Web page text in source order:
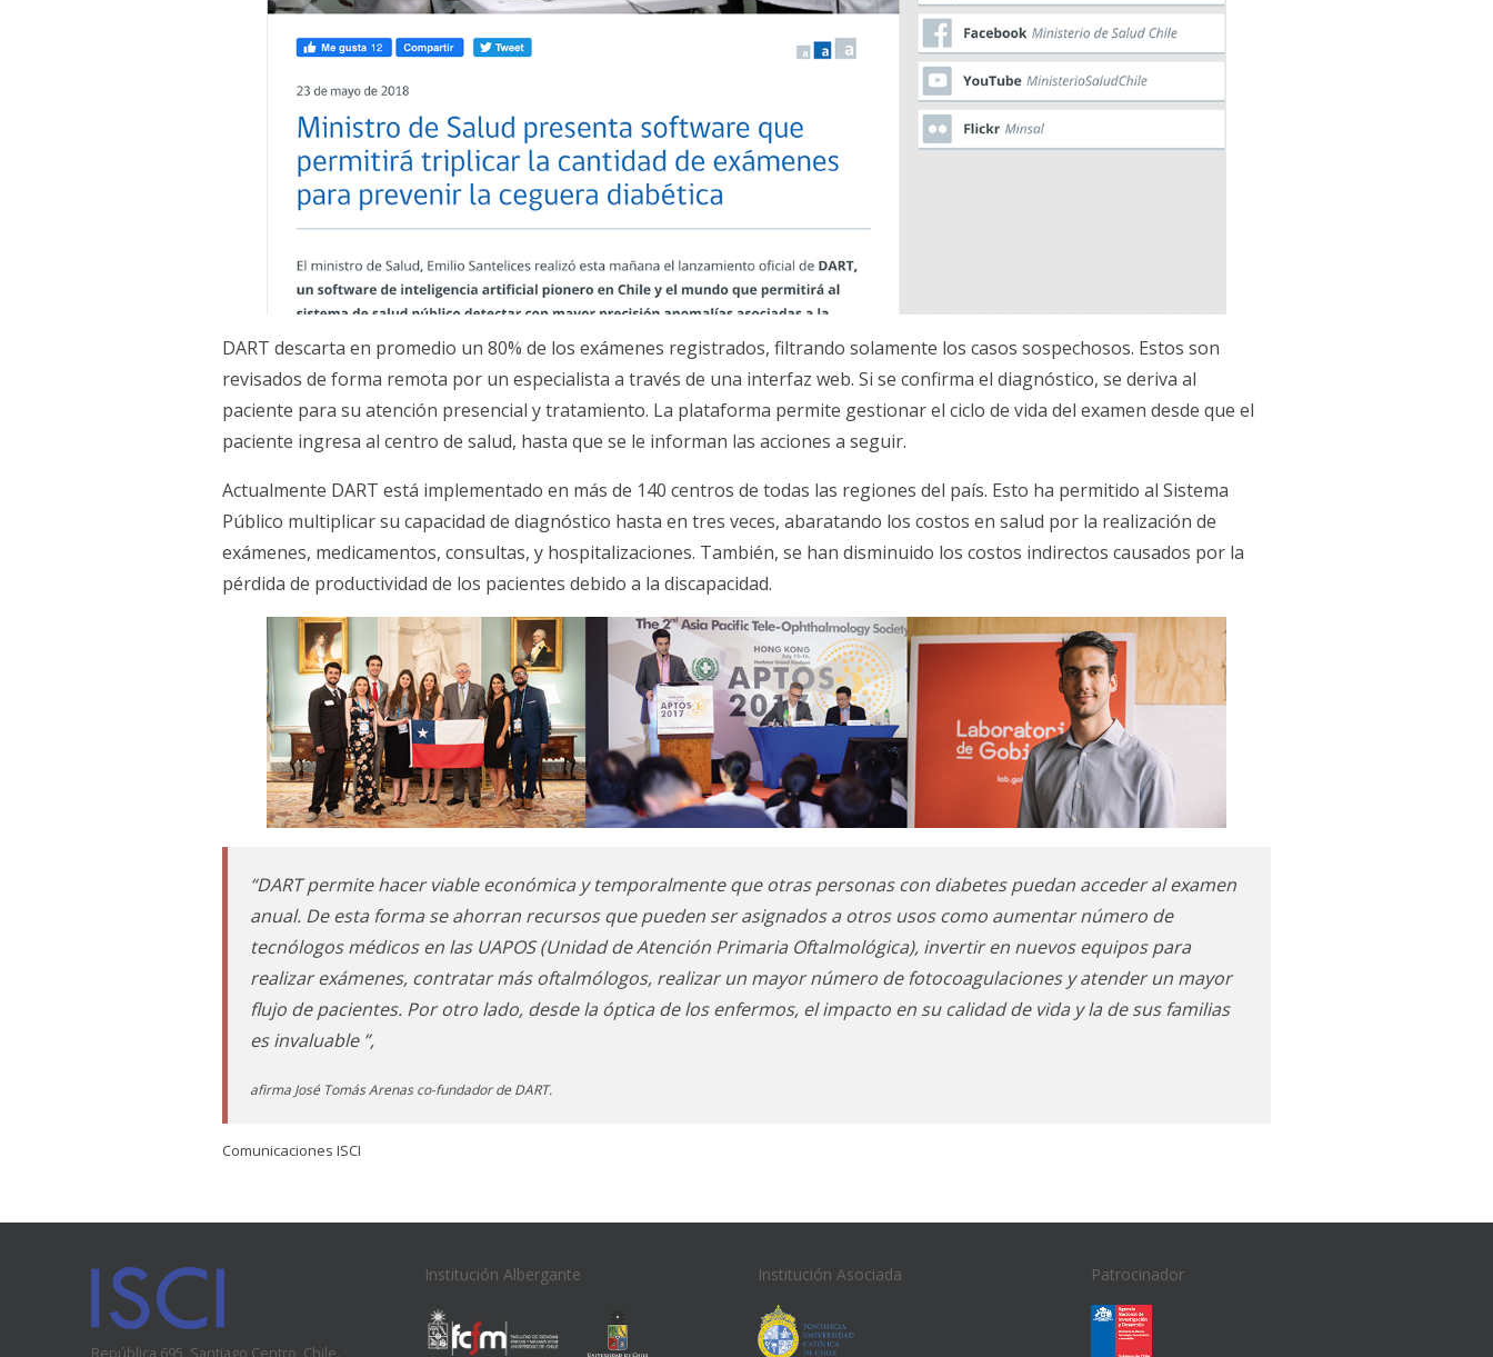
DART descarta en promedio un 80% de los exámenes registrados, filtrando solamente los casos sospechosos. Estos son
revisados de forma remota por un especialista a través de una interfaz web. Si se confirma el diagnóstico, se deriva al
paciente para su atención presencial y tratamiento. La plataforma permite gestionar el ciclo de vida del examen desde que el
paciente ingresa al centro de salud, hasta que se le informan las acciones a seguir.
Actualmente DART está implementado en más de 140 centros de todas las regiones del país. Esto ha permitido al Sistema
Público multiplicar su capacidad de diagnóstico hasta en tres veces, abaratando los costos en salud por la realización de
exámenes, medicamentos, consultas, y hospitalizaciones. También, se han disminuido los costos indirectos causados por la
pérdida de productividad de los pacientes debido a la discapacidad.
“DART permite hacer viable económica y temporalmente que otras personas con diabetes puedan acceder al examen
anual. De esta forma se ahorran recursos que pueden ser asignados a otros usos como aumentar número de
tecnólogos médicos en las UAPOS (Unidad de Atención Primaria Oftalmológica), invertir en nuevos equipos para
realizar exámenes, contratar más oftalmólogos, realizar un mayor número de fotocoagulaciones y atender un mayor
flujo de pacientes. Por otro lado, desde la óptica de los enfermos, el impacto en su calidad de vida y la de sus familias
es invaluable ”,
afirma José Tomás Arenas co-fundador de DART.
Comunicaciones ISCI
República 695, Santiago Centro, Chile.
Institución Albergante Institución Asociada Patrocinador